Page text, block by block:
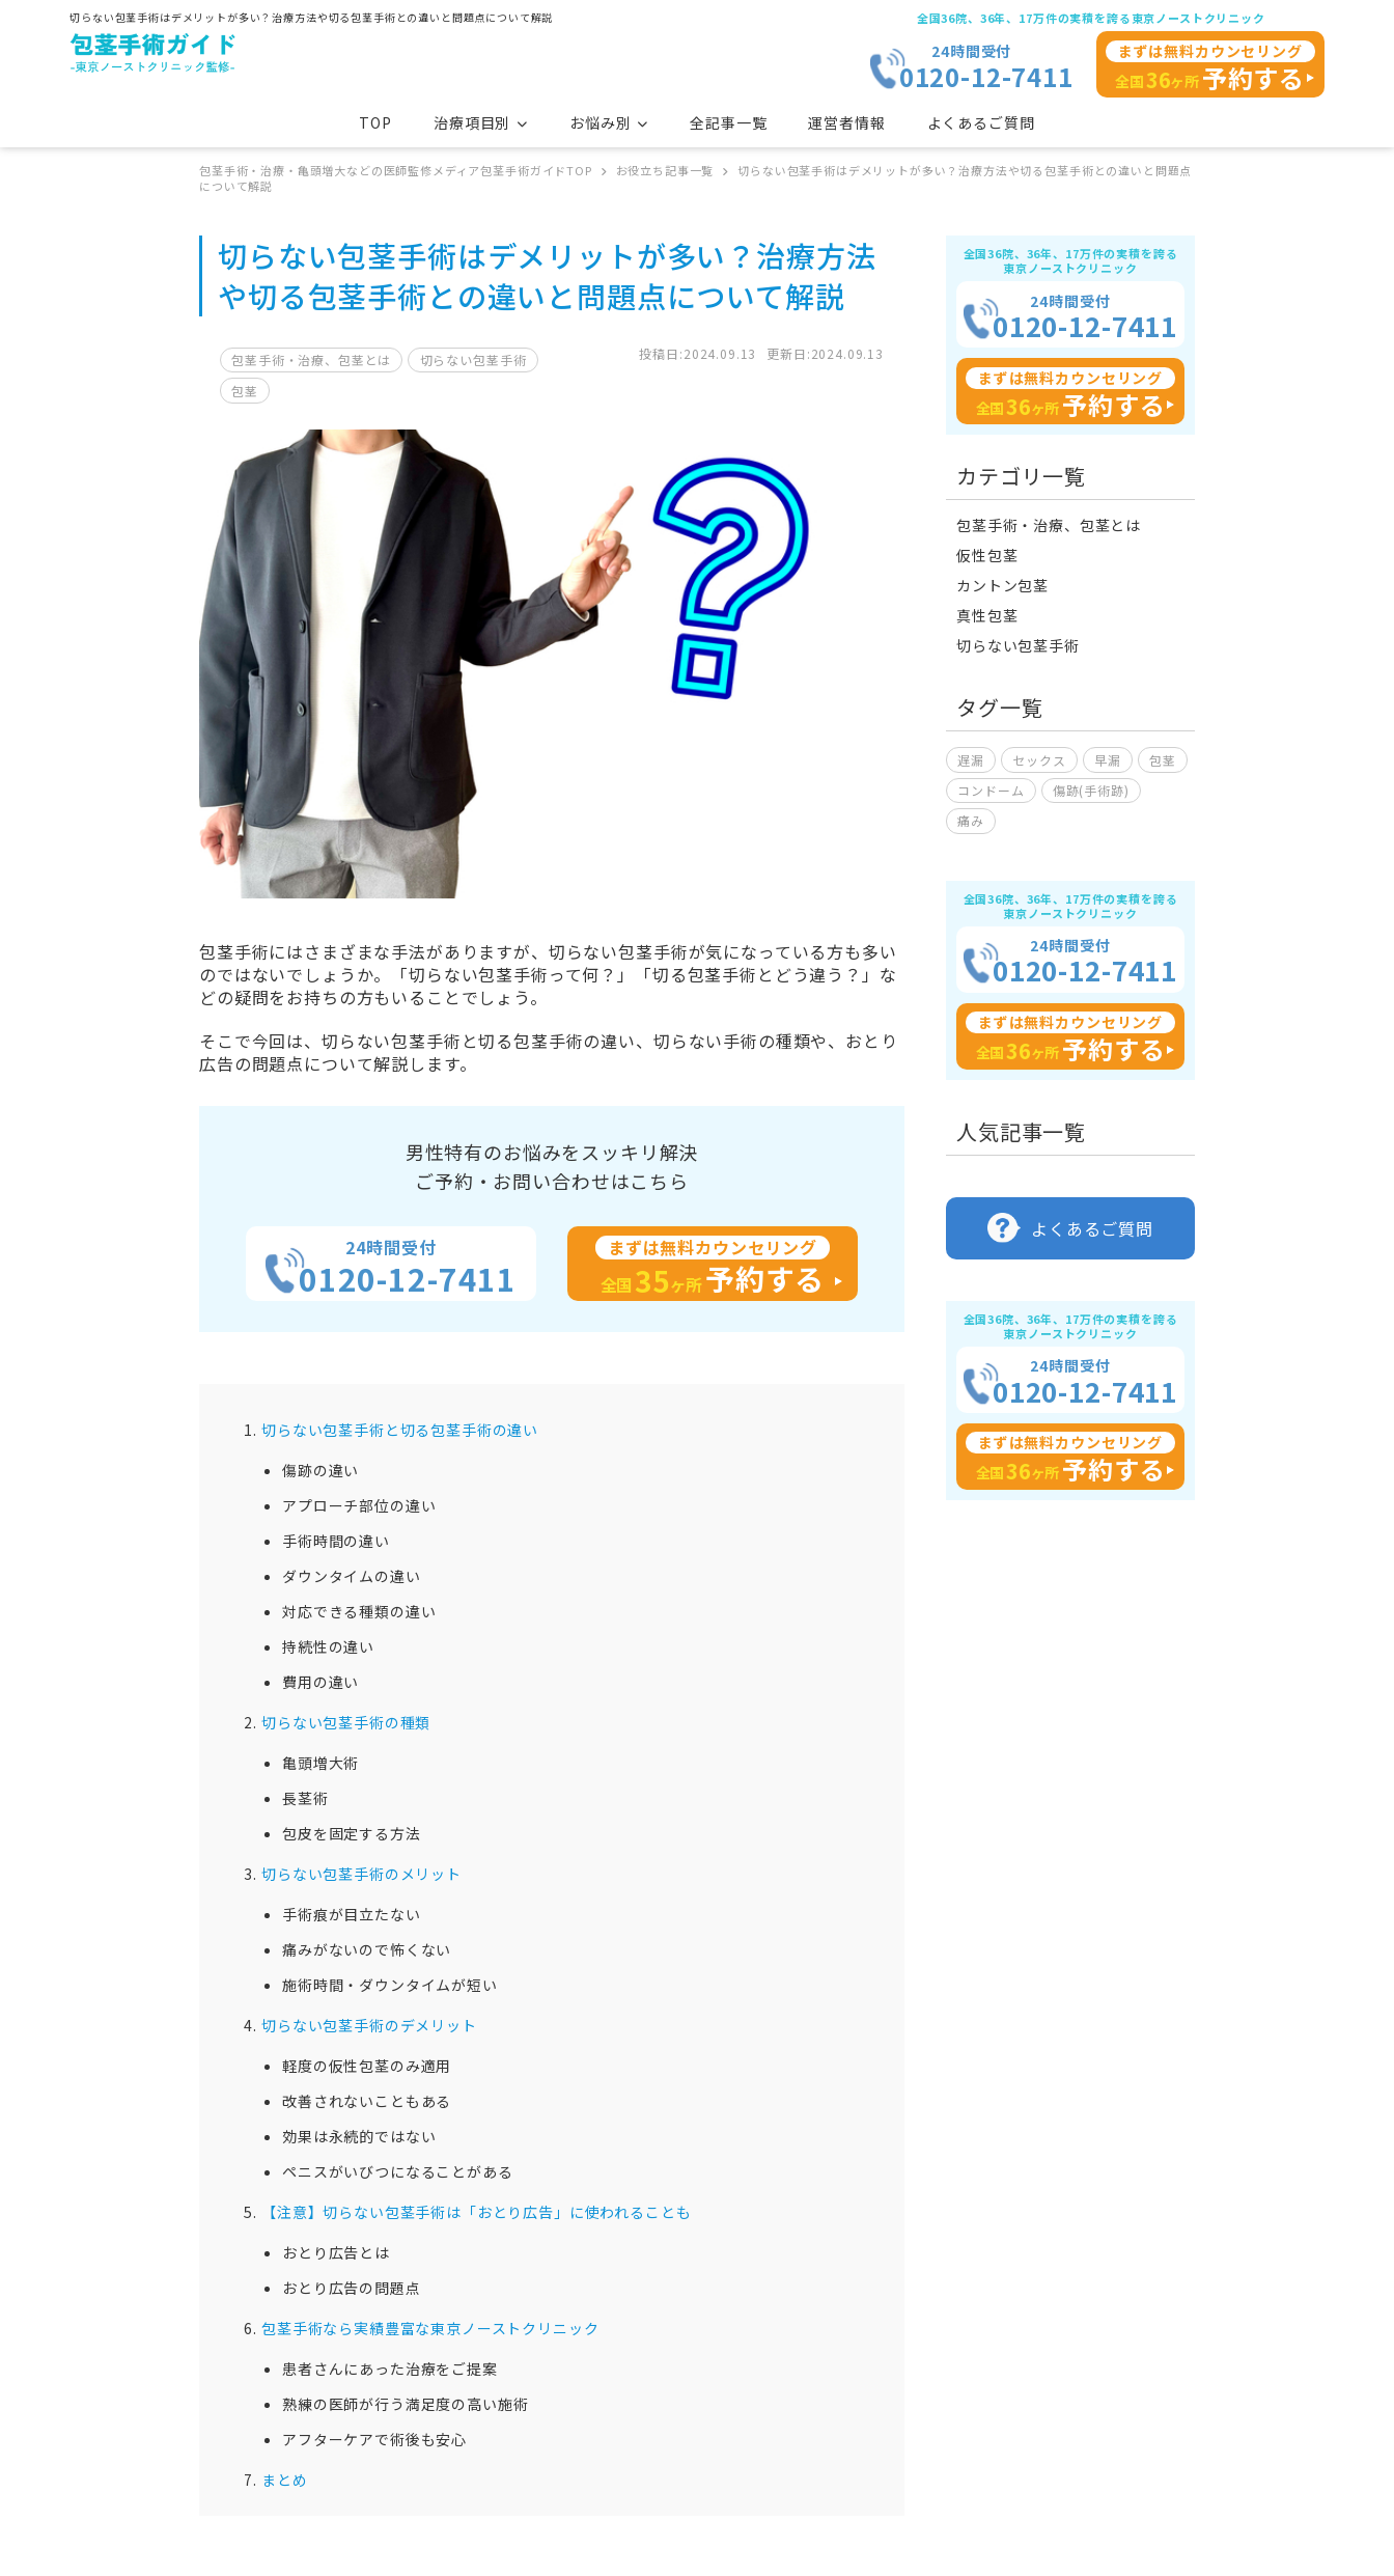
切らない包茎手術はデメリットが多い？治療方法や切る包茎手術との違いと問題点について解説 全国36院、36年、17万件の実積を誇る東京ノーストクリニック
24時間受付
0120-12-7411
まずは無料カウンセリング
全国36ヶ所 予約する
TOP 治療項目別
包茎手術・治療、包茎とは
真性包茎 切らない包茎手術
お悩み別
セックス 早漏 包茎 コンドーム
全記事一覧 運営者情報 よくあるご質問
包茎手術・治療・亀頭増大などの医師監修メディア包茎手術ガイドTOP お役立ち記事一覧
切らない包茎手術はデメリットが多い？治療方法や切る包茎手術との違いと問題点
について解説
切らない包茎手術はデメリットが多い？治療方法
や切る包茎手術との違いと問題点について解説
包茎手術・治療、包茎とは
切らない包茎手術
包茎
投稿日:2024.09.13 更新日:2024.09.13
包茎手術にはさまざまな手法がありますが、切らない包茎手術が気になっている方も多い
のではないでしょうか。「切らない包茎手術って何？」「切る包茎手術とどう違う？」な
どの疑問をお持ちの方もいることでしょう。
そこで今回は、切らない包茎手術と切る包茎手術の違い、切らない手術の種類や、おとり
広告の問題点について解説します。
男性特有のお悩みをスッキリ解決
ご予約・お問い合わせはこちら
24時間受付
0120-12-7411
まずは無料カウンセリング
全国 35ヶ所予約する
切らない包茎手術と切る包茎手術の違い
傷跡の違い
アプローチ部位の違い
手術時間の違い
ダウンタイムの違い
対応できる種類の違い
持続性の違い
費用の違い
切らない包茎手術の種類
亀頭増大術
長茎術
包皮を固定する方法
切らない包茎手術のメリット
手術痕が目立たない
痛みがないので怖くない
施術時間・ダウンタイムが短い
切らない包茎手術のデメリット
軽度の仮性包茎のみ適用
改善されないこともある
効果は永続的ではない
ペニスがいびつになることがある
【注意】切らない包茎手術は「おとり広告」に使われることも
おとり広告とは
おとり広告の問題点
包茎手術なら実績豊富な東京ノーストクリニック
患者さんにあった治療をご提案
熟練の医師が行う満足度の高い施術
アフターケアで術後も安心
まとめ
全国36院、36年、17万件の実積を誇る
東京ノーストクリニック
24時間受付
0120-12-7411
まずは無料カウンセリング
全国36ヶ所 予約する
カテゴリ一覧
包茎手術・治療、包茎とは
仮性包茎
カントン包茎
真性包茎
切らない包茎手術
タグ一覧
遅漏 セックス 早漏
包茎
コンドーム
傷跡(手術跡)
痛み
全国36院、36年、17万件の実積を誇る
東京ノーストクリニック
24時間受付
0120-12-7411
まずは無料カウンセリング
全国36ヶ所 予約する
人気記事一覧
よくあるご質問
全国36院、36年、17万件の実積を誇る
東京ノーストクリニック
24時間受付
0120-12-7411
まずは無料カウンセリング
全国36ヶ所 予約する